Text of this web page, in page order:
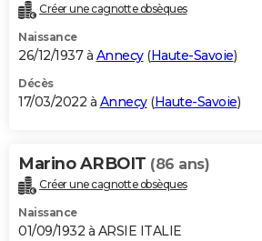
Créer une cagnotte obsèques
Naissance
26/12/1937 à Annecy(Haute-Savoie)
Décès
17/03/2022 à Annecy(Haute-Savoie)
Marino ARBOIT (86 ans)
Créer une cagnotte obsèques
Naissance
01/09/1932 à ARSIE ITALIE